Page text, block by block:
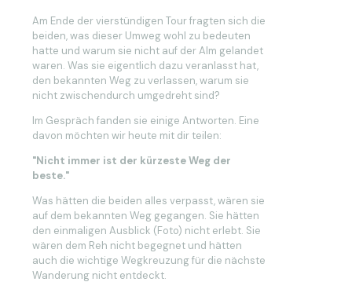
Am Ende der vierstündigen Tour fragten sich die
beiden, was dieser Umweg wohl zu bedeuten
hatte und warum sie nicht auf der Alm gelandet
waren. Was sie eigentlich dazu veranlasst hat,
den bekannten Weg zu verlassen, warum sie
nicht zwischendurch umgedreht sind?
Im Gespräch fanden sie einige Antworten. Eine
davon möchten wir heute mit dir teilen:
"Nicht immer ist der kürzeste Weg der
beste."
Was hätten die beiden alles verpasst, wären sie
auf dem bekannten Weg gegangen. Sie hätten
den einmaligen Ausblick (Foto) nicht erlebt. Sie
wären dem Reh nicht begegnet und hätten
auch die wichtige Wegkreuzung für die nächste
Wanderung nicht entdeckt.